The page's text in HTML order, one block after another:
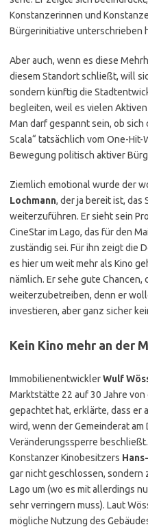
Konstanzerinnen und
Bürgerinitiative unterschrieben
Aber auch, wenn es diese
diesem Standort schließt, will
sondern künftig die
begleiten, weil es vielen
Man darf gespannt sein, ob
Scala“ tatsächlich vom One-
Bewegung politisch aktiver
Ziemlich emotional wurde der
Lochmann, der ja bereit ist, das
weiterzuführen. Er sieht sein
CineStar im Lago, das für den
zuständig sei. Für ihn zeigt die
es hier um weit mehr als Kino
nämlich. Er sehe gute
weiterzubetreiben, denn er
investieren, aber ganz sicher
Kein Kino mehr an der
ImmobilienentwicklerWulf
Marktstätte 22 auf 30 Jahre
gepachtet hat, erklärte, dass er
wird, wenn der Gemeinderat am
Veränderungssperre
Konstanzer Kinobesitzers
gar nicht geschlossen, sondern
Lago um (wo es mit allerdings
sehr verringern muss). Laut
mögliche Nutzung des